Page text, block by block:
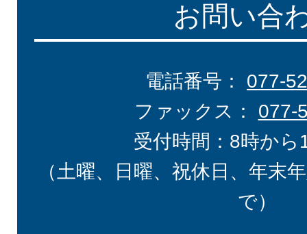
お問い合
電話番号： 077-
ファックス： 077-
受付時間：8時から
（土曜、日曜、祝休日、年末
で）